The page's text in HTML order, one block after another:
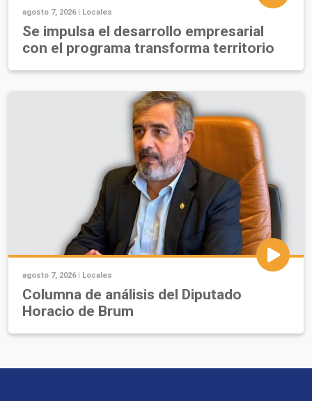
agosto 7, 2026 | Locales
Se impulsa el desarrollo empresarial
con el programa transforma territorio
agosto 7, 2026 | Locales
Columna de análisis del Diputado
Horacio de Brum